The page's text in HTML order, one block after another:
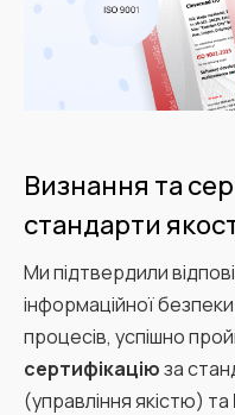
Визнання та
стандарти
Ми підтвердили
інформаційної
процесів, успішно
сертифікаціюза
(управління якістю) та